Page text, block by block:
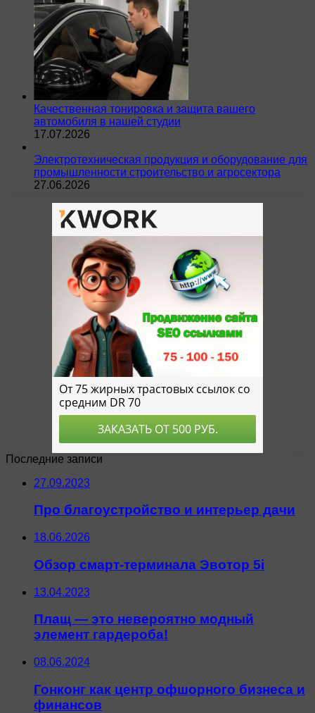
Качественная тонировка и защита вашего
автомобиля в нашей студии
17.07.2026
Электротехническая продукция и оборудование для
промышленности строительство и агросектора
27.06.2026
Последние записи
27.09.2023
Про благоустройство и интерьер дачи
18.06.2026
Обзор смарт-терминала Эвотор 5i
13.04.2023
Плащ — это невероятно модный
элемент гардероба!
08.06.2024
Гонконг как центр офшорного бизнеса и
финансов